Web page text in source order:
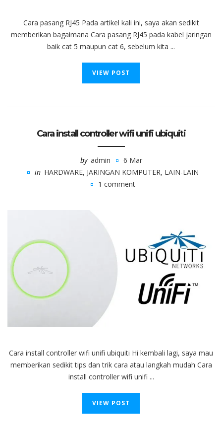
Cara pasang RJ45 Pada artikel kali ini, saya akan sedikit
memberikan bagaimana Cara pasang RJ45 pada kabel jaringan
baik cat 5 maupun cat 6, sebelum kita ...
VIEW POST
Cara install controller wifi unifi ubiquiti
by admin
6 Mar
in HARDWARE, JARINGAN KOMPUTER, LAIN-LAIN
1 comment
Cara install controller wifi unifi ubiquiti Hi kembali lagi, saya mau
memberikan sedikit tips dan trik cara atau langkah mudah Cara
install controller wifi unifi ...
VIEW POST